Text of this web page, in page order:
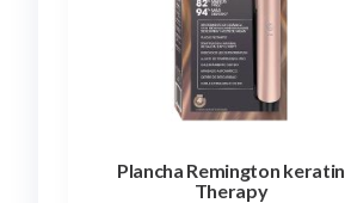
Plancha Remington keratin
Therapy